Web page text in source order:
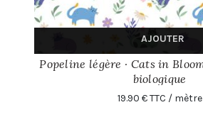
AJOUTER
Popeline légère · Cats in
biologique
19.90 € TTC / mètre